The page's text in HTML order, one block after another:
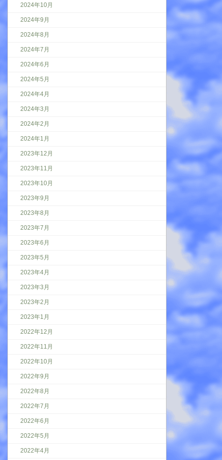
2024年10月
2024年9月
2024年8月
2024年7月
2024年6月
2024年5月
2024年4月
2024年3月
2024年2月
2024年1月
2023年12月
2023年11月
2023年10月
2023年9月
2023年8月
2023年7月
2023年6月
2023年5月
2023年4月
2023年3月
2023年2月
2023年1月
2022年12月
2022年11月
2022年10月
2022年9月
2022年8月
2022年7月
2022年6月
2022年5月
2022年4月